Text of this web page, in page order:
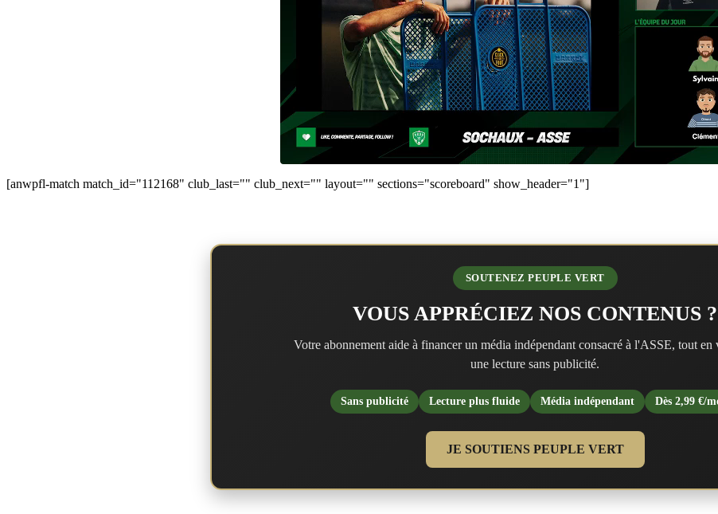
[anwpfl-match match_id="112168" club_last="" club_next="" layout="" sections="scoreboard" show_header="1"]
SOUTENEZ PEUPLE VERT
VOUS APPRÉCIEZ NOS CONTENUS ?
Votre abonnement aide à financer un média indépendant consacré à l'ASSE, tout en
une lecture sans publicité.
Sans publicité Lecture plus fluide Média indépendant Dès 2,99 €/
JE SOUTIENS PEUPLE VERT